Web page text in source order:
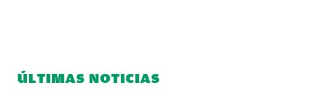
ÚLTIMAS NOTICIAS